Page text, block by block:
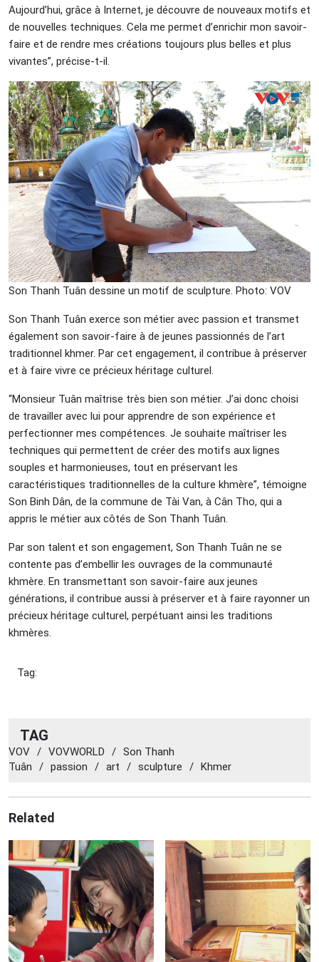
Aujourd’hui, grâce à Internet, je découvre de nouveaux motifs et
de nouvelles techniques. Cela me permet d’enrichir mon savoir-
faire et de rendre mes créations toujours plus belles et plus
vivantes”, précise-t-il.
Son Thanh Tuân dessine un motif de sculpture. Photo: VOV
Son Thanh Tuân exerce son métier avec passion et transmet
également son savoir-faire à de jeunes passionnés de l’art
traditionnel khmer. Par cet engagement, il contribue à préserver
et à faire vivre ce précieux héritage culturel.
“Monsieur Tuân maîtrise très bien son métier. J’ai donc choisi
de travailler avec lui pour apprendre de son expérience et
perfectionner mes compétences. Je souhaite maîtriser les
techniques qui permettent de créer des motifs aux lignes
souples et harmonieuses, tout en préservant les
caractéristiques traditionnelles de la culture khmère”, témoigne
Son Binh Dân, de la commune de Tài Van, à Cân Tho, qui a
appris le métier aux côtés de Son Thanh Tuân.
Par son talent et son engagement, Son Thanh Tuân ne se
contente pas d’embellir les ouvrages de la communauté
khmère. En transmettant son savoir-faire aux jeunes
générations, il contribue aussi à préserver et à faire rayonner un
précieux héritage culturel, perpétuant ainsi les traditions
khmères.
Tag:
TAG
VOV / VOVWORLD / Son Thanh
Tuân
/ passion / art / sculpture / Khmer
Related